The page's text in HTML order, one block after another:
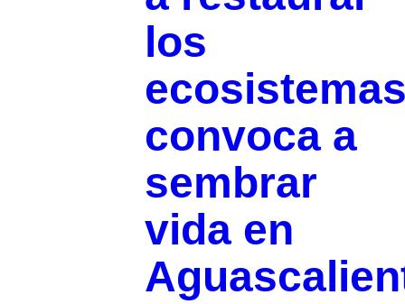
los
convoca a
sembrar
vida en